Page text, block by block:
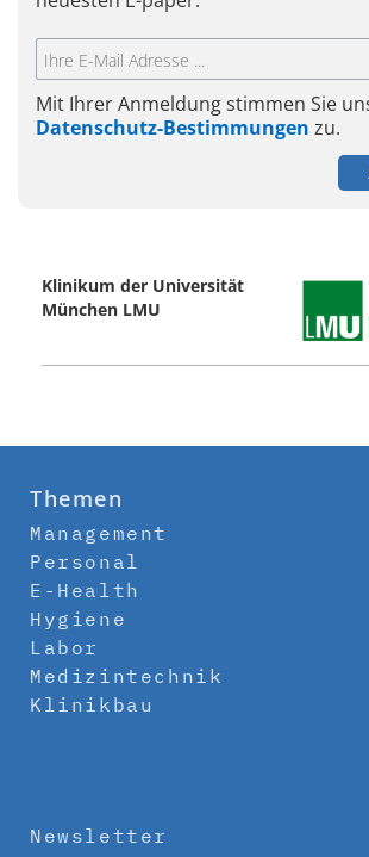
Mit Ihrer Anmeldung stimmen Sie
Datenschutz-Bestimmungen zu.
Klinikum der Universität
München LMU
Themen
Management
Personal
E-Health
Hygiene
Labor
Medizintechnik
Klinikbau
Newsletter